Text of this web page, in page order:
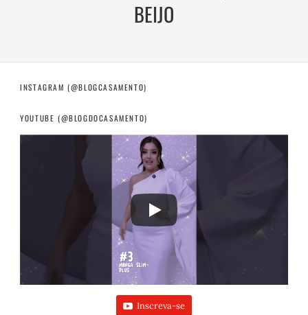
BEIJO
INSTAGRAM (@BLOGCASAMENTO)
YOUTUBE (@BLOGDOCASAMENTO)
Inscreva-se